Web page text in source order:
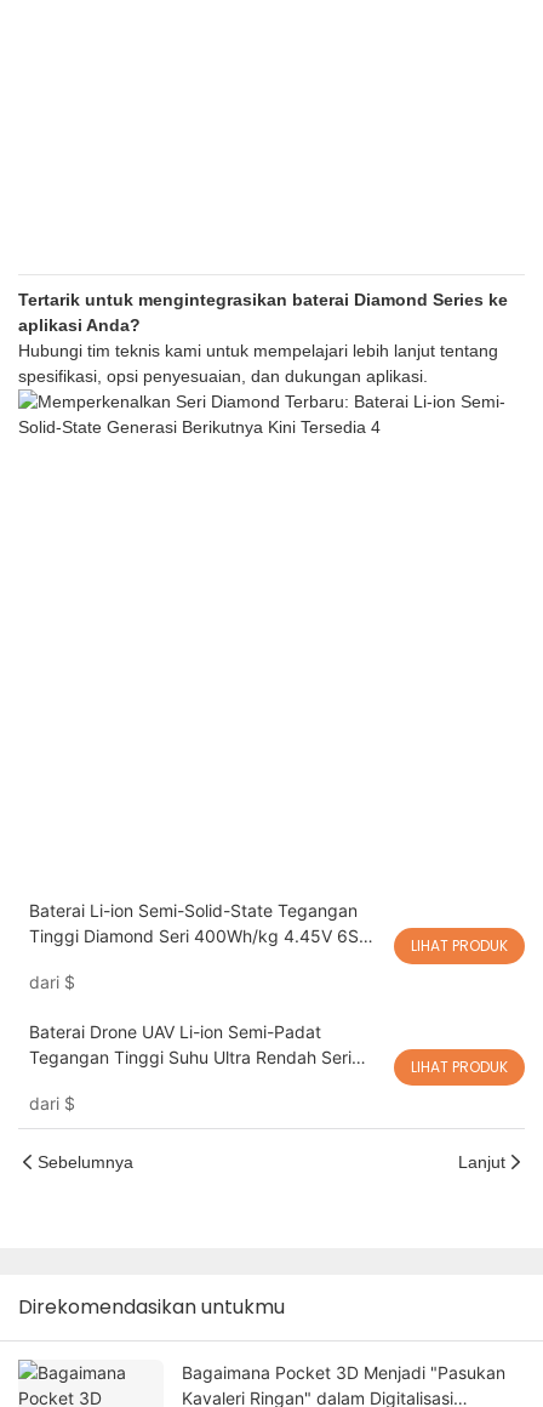
Tertarik untuk mengintegrasikan baterai Diamond Series ke
aplikasi Anda?
Hubungi tim teknis kami untuk mempelajari lebih lanjut tentang
spesifikasi, opsi penyesuaian, dan dukungan aplikasi.
Baterai Li-ion Semi-Solid-State Tegangan
Tinggi Diamond Seri 400Wh/kg 4.45V 6S
dari $
LIHAT PRODUK
Baterai Drone UAV Li-ion Semi-Padat
Tegangan Tinggi Suhu Ultra Rendah Seri
dari $
LIHAT PRODUK
Sebelumnya Lanjut
Direkomendasikan untukmu
Bagaimana Pocket 3D Menjadi "Pasukan
Kavaleri Ringan" dalam Digitalisasi